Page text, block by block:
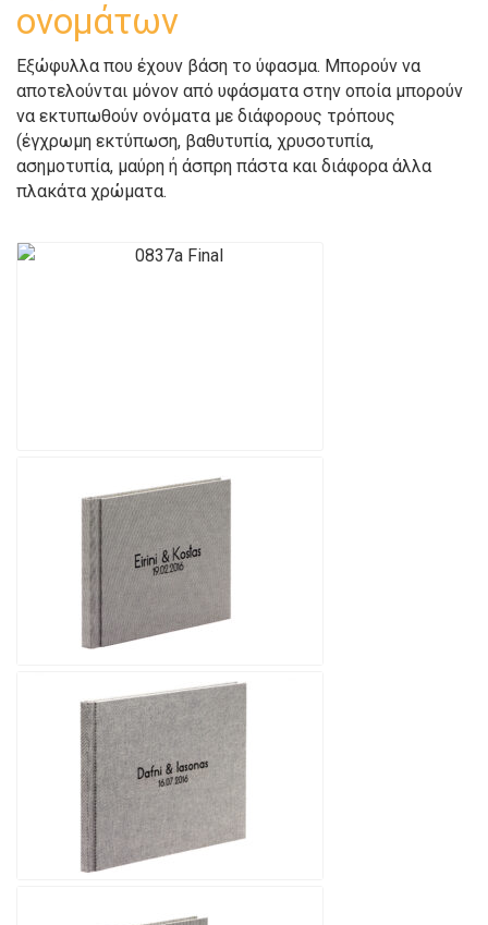
ονομάτων
Εξώφυλλα που έχουν βάση το ύφασμα. Μπορούν να
αποτελούνται μόνον από υφάσματα στην οποία μπορούν
να εκτυπωθούν ονόματα με διάφορους τρόπους
(έγχρωμη εκτύπωση, βαθυτυπία, χρυσοτυπία,
ασημοτυπία, μαύρη ή άσπρη πάστα και διάφορα άλλα
πλακάτα χρώματα.